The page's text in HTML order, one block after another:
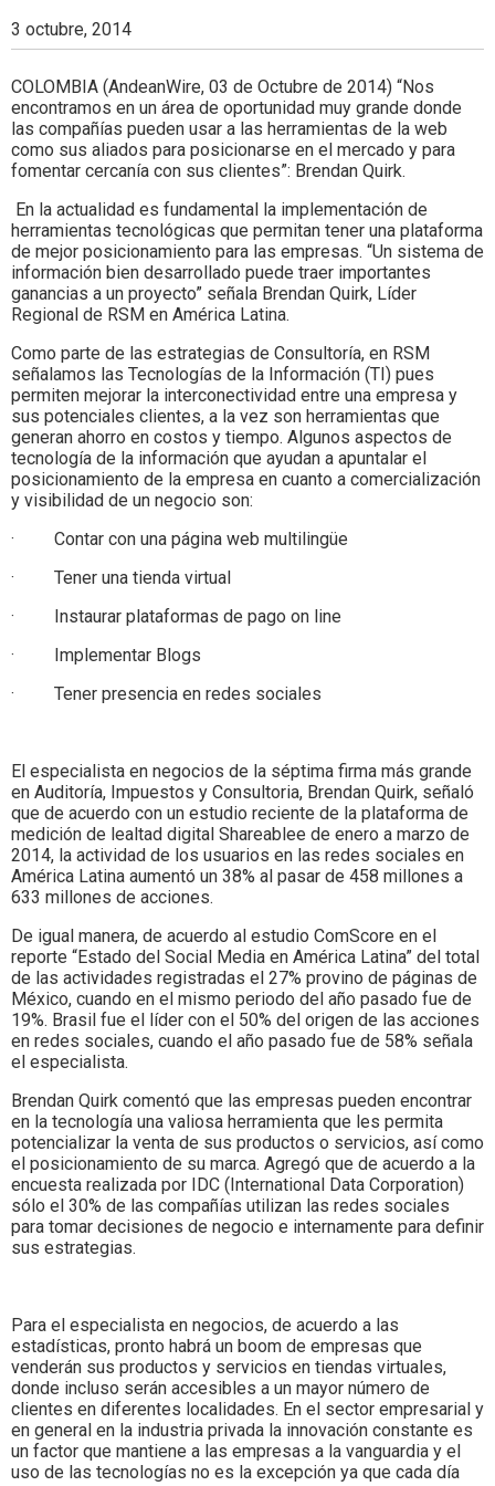
3 octubre, 2014
COLOMBIA (AndeanWire, 03 de Octubre de 2014) “Nos
encontramos en un área de oportunidad muy grande donde
las compañías pueden usar a las herramientas de la web
como sus aliados para posicionarse en el mercado y para
fomentar cercanía con sus clientes”: Brendan Quirk.
En la actualidad es fundamental la implementación de
herramientas tecnológicas que permitan tener una plataforma
de mejor posicionamiento para las empresas. “Un sistema de
información bien desarrollado puede traer importantes
ganancias a un proyecto” señala Brendan Quirk, Líder
Regional de RSM en América Latina.
Como parte de las estrategias de Consultoría, en RSM
señalamos las Tecnologías de la Información (TI) pues
permiten mejorar la interconectividad entre una empresa y
sus potenciales clientes, a la vez son herramientas que
generan ahorro en costos y tiempo. Algunos aspectos de
tecnología de la información que ayudan a apuntalar el
posicionamiento de la empresa en cuanto a comercialización
y visibilidad de un negocio son:
· Contar con una página web multilingüe
· Tener una tienda virtual
· Instaurar plataformas de pago on line
· Implementar Blogs
· Tener presencia en redes sociales
El especialista en negocios de la séptima firma más grande
en Auditoría, Impuestos y Consultoria, Brendan Quirk, señaló
que de acuerdo con un estudio reciente de la plataforma de
medición de lealtad digital Shareablee de enero a marzo de
2014, la actividad de los usuarios en las redes sociales en
América Latina aumentó un 38% al pasar de 458 millones a
633 millones de acciones.
De igual manera, de acuerdo al estudio ComScore en el
reporte “Estado del Social Media en América Latina” del total
de las actividades registradas el 27% provino de páginas de
México, cuando en el mismo periodo del año pasado fue de
19%. Brasil fue el líder con el 50% del origen de las acciones
en redes sociales, cuando el año pasado fue de 58% señala
el especialista.
Brendan Quirk comentó que las empresas pueden encontrar
en la tecnología una valiosa herramienta que les permita
potencializar la venta de sus productos o servicios, así como
el posicionamiento de su marca. Agregó que de acuerdo a la
encuesta realizada por IDC (International Data Corporation)
sólo el 30% de las compañías utilizan las redes sociales
para tomar decisiones de negocio e internamente para definir
sus estrategias.
Para el especialista en negocios, de acuerdo a las
estadísticas, pronto habrá un boom de empresas que
venderán sus productos y servicios en tiendas virtuales,
donde incluso serán accesibles a un mayor número de
clientes en diferentes localidades. En el sector empresarial y
en general en la industria privada la innovación constante es
un factor que mantiene a las empresas a la vanguardia y el
uso de las tecnologías no es la excepción ya que cada día